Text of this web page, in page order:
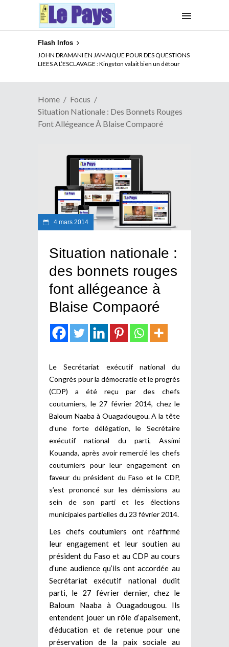
Flash Infos
JOHN DRAMANI EN JAMAIQUE POUR DES QUESTIONS
LIEES A L’ESCLAVAGE : Kingston valait bien un détour
ELECTION DE TALON A LA TETE DU SENAT BENINOIS :
Quand Patrice quitte le pouvoir sans partir !
Home
Focus
Situation Nationale : Des Bonnets Rouges
Font Allégeance À Blaise Compaoré
4 mars 2014
Situation nationale :
des bonnets rouges
font allégeance à
Blaise Compaoré
Le Secrétariat exécutif national du
Congrès pour la démocratie et le progrès
(CDP) a été reçu par des chefs
coutumiers, le 27 février 2014, chez le
Baloum Naaba à Ouagadougou. A la tête
d’une forte délégation, le Secrétaire
exécutif national du parti, Assimi
Kouanda, après avoir remercié les chefs
coutumiers pour leur engagement en
faveur du président du Faso et le CDP,
s’est prononcé sur les démissions au
sein de son parti et les élections
municipales partielles du 23 février 2014.
Les chefs coutumiers ont réaffirmé
leur engagement et leur soutien au
président du Faso et au CDP au cours
d’une audience qu’ils ont accordée au
Secrétariat exécutif national dudit
parti, le 27 février dernier, chez le
Baloum Naaba à Ouagadougou. Ils
entendent jouer un rôle d’apaisement,
d’éducation et de retenue pour une
préservation de la paix sociale au